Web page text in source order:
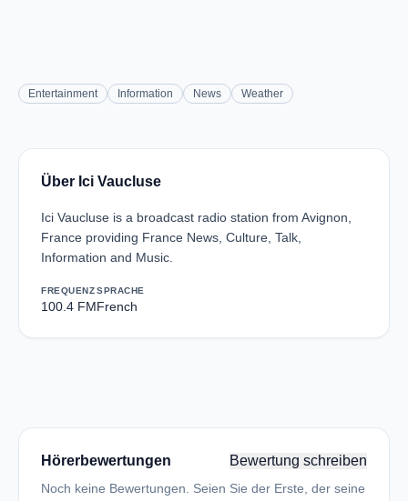
Entertainment Information News Weather
Über Ici Vaucluse
Ici Vaucluse is a broadcast radio station from Avignon,
France providing France News, Culture, Talk,
Information and Music.
FREQUENZ
100.4 FM
SPRACHE
French
Hörerbewertungen Bewertung schreiben
Noch keine Bewertungen. Seien Sie der Erste, der seine